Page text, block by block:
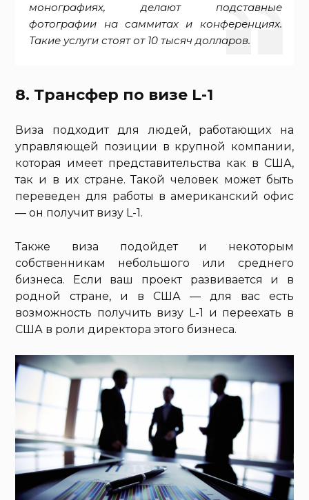
монографиях, делают подставные
фотографии на саммитах и конференциях.
Такие услуги стоят от 10 тысяч долларов.
8. Трансфер по визе L-1
Виза подходит для людей, работающих на
управляющей позиции в крупной компании,
которая имеет представительства как в США,
так и в их стране. Такой человек может быть
переведен для работы в американский офис
— он получит визу L-1.
Также виза подойдет и некоторым
собственникам небольшого или среднего
бизнеса. Если ваш проект развивается и в
родной стране, и в США — для вас есть
возможность получить визу L-1 и переехать в
США в роли директора этого бизнеса.